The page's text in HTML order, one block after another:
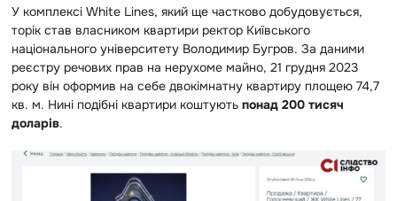
У комплексі White Lines, який ще частково добудовується,
торік став власником квартири ректор Київського
національного університету Володимир Бугров. За даними
реєстру речових прав на нерухоме майно, 21 грудня 2023
року він оформив на себе двокімнатну квартиру площею 74,7
кв. м. Нині подібні квартири коштують понад 200 тисяч
доларів.